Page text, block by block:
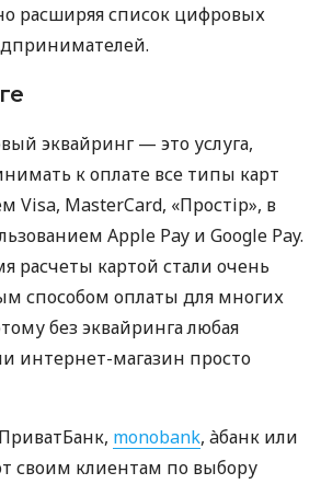
расширяя список цифровых
эквайринг — это услуга,
к оплате все типы карт
Visa, MasterCard, «Простір», в
Apple Pay и Google Pay.
расчеты картой стали очень
способом оплаты для многих
без эквайринга любая
интернет-магазин просто
monobank, àбанк или
своим клиентам по выбору